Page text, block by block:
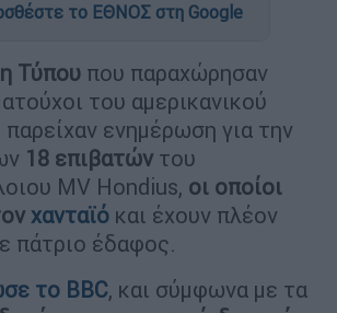
το ΕΘΝΟΣ στη Google
Τύπου που παραχώρησαν
του αμερικανικού
παρείχαν ενημέρωση για την
18 επιβατών του
MV Hondius, οι οποίοι
χανταϊό και έχουν πλέον
πάτριο έδαφος.
το BBC, και σύμφωνα με τα